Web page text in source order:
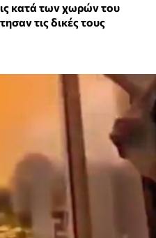
κατά των χωρών του
τις δικές τους